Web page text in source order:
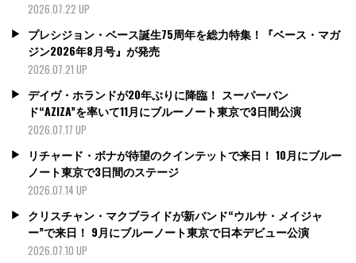
2026.07.22 UP
プレシジョン・ベース誕生75周年を総力特集！『ベース・マガ
ジン2026年8月号』が発売
2026.07.21 UP
デイヴ・ホランドが20年ぶりに降臨！ スーパーバン
ド“AZIZA”を率いて11月にブルーノート東京で3日間公演
2026.07.17 UP
リチャード・ボナが待望のクインテットで来日！ 10月にブルー
ノート東京で3日間のステージ
2026.07.14 UP
クリスチャン・マクブライドが新バンド“ウルサ・メイジャ
ー”で来日！ 9月にブルーノート東京で日本デビュー公演
2026.07.10 UP